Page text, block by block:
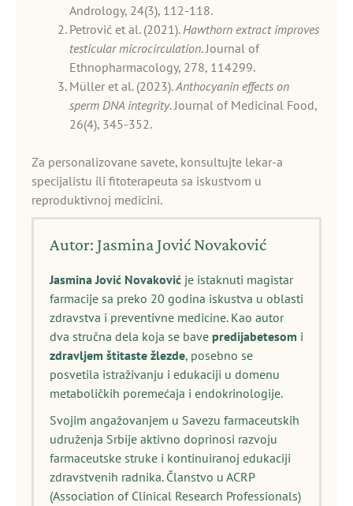
Andrology, 24(3), 112-118.
Petrović et al. (2021).Hawthorn extract improves
testicular microcirculation. Journal of
Ethnopharmacology, 278, 114299.
Müller et al. (2023).Anthocyanin effects on
sperm DNA integrity. Journal of Medicinal Food,
26(4), 345-352.
Za personalizovane savete, konsultujte lekar-a
specijalistu ili fitoterapeuta sa iskustvom u
reproduktivnoj medicini.
Autor: Jasmina Jović Novaković
Jasmina Jović Novaković je istaknuti magistar
farmacije sa preko 20 godina iskustva u oblasti
zdravstva i preventivne medicine. Kao autor
dva stručna dela koja se bave predijabetesom i
zdravljem štitaste žlezde, posebno se
posvetila istraživanju i edukaciji u domenu
metaboličkih poremećaja i endokrinologije.
Svojim angažovanjem u Savezu farmaceutskih
udruženja Srbije aktivno doprinosi razvoju
farmaceutske struke i kontinuiranoj edukaciji
zdravstvenih radnika. Članstvo u ACRP
(Association of Clinical Research Professionals)